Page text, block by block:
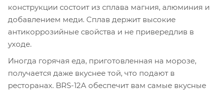
конструкции состоит из сплава магния, алюминия и
добавлением меди. Сплав держит высокие
антикоррозийные свойства и не привередлив в
уходе.
Иногда горячая еда, приготовленная на морозе,
получается даже вкуснее той, что подают в
ресторанах. BRS-12A обеспечит вам самые вкусные